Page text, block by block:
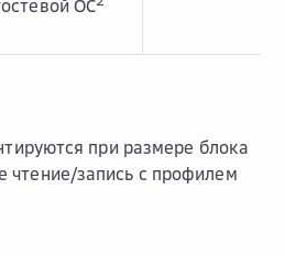
ОС
при размере блока
чтение/запись с профилем